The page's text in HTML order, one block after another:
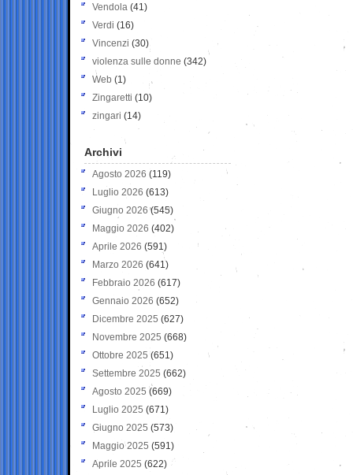
Vendola (41)
Verdi (16)
Vincenzi (30)
violenza sulle donne (342)
Web (1)
Zingaretti (10)
zingari (14)
Archivi
Agosto 2026 (119)
Luglio 2026 (613)
Giugno 2026 (545)
Maggio 2026 (402)
Aprile 2026 (591)
Marzo 2026 (641)
Febbraio 2026 (617)
Gennaio 2026 (652)
Dicembre 2025 (627)
Novembre 2025 (668)
Ottobre 2025 (651)
Settembre 2025 (662)
Agosto 2025 (669)
Luglio 2025 (671)
Giugno 2025 (573)
Maggio 2025 (591)
Aprile 2025 (622)